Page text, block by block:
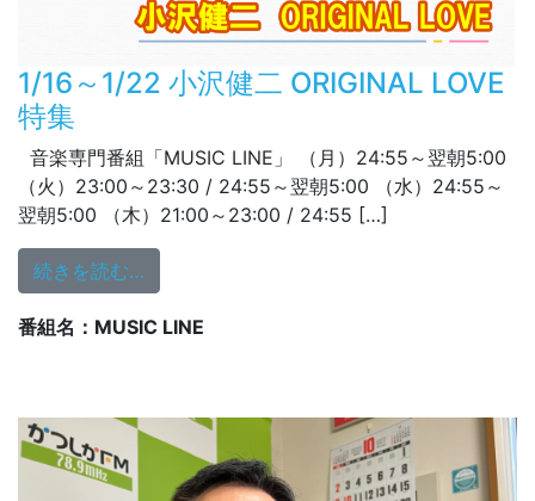
1/16～1/22 小沢健二 ORIGINAL LOVE
特集
音楽専門番組「MUSIC LINE」 （月）24:55～翌朝5:00
（火）23:00～23:30 / 24:55～翌朝5:00 （水）24:55～
翌朝5:00 （木）21:00～23:00 / 24:55 […]
続きを読む…
番組名：MUSIC LINE